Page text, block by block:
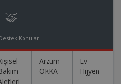
Konuları
Arzum
OKKA
Ev-
Hijyen